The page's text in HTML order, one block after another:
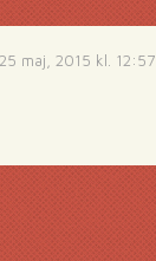
25 maj, 2015 kl. 12:57